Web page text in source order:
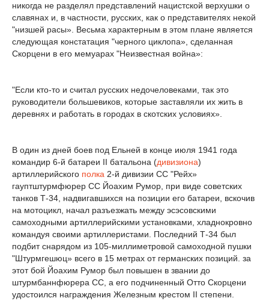
никогда не разделял представлений нацистской верхушки о
славянах и, в частности, русских, как о представителях некой
"низшей расы». Весьма характерным в этом плане является
следующая констатация "черного циклопа», сделанная
Скорцени в его мемуарах "Неизвестная война»:
"Если кто-то и считал русских недочеловеками, так это
руководители большевиков, которые заставляли их жить в
деревнях и работать в городах в скотских условиях».
В один из дней боев под Ельней в конце июля 1941 года
командир 6-й батареи II батальона (дивизиона)
артиллерийского полка 2-й дивизии СС "Рейх»
гауптштурмфюрер СС Йоахим Румор, при виде советских
танков Т-34, надвигавшихся на позиции его батареи, вскочив
на мотоцикл, начал разъезжать между эсэсовскими
самоходными артиллерийскими установками, хладнокровно
командуя своими артиллеристами. Последний Т-34 был
подбит снарядом из 105-миллиметровой самоходной пушки
"Штурмгешюц» всего в 15 метрах от германских позиций. за
этот бой Йоахим Румор был повышен в звании до
штурмбаннфюрера СС, а его подчиненный Отто Скорцени
удостоился награждения Железным крестом II степени.